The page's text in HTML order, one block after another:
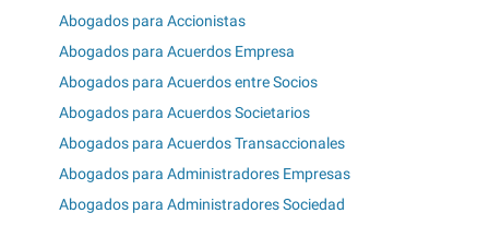
Abogados para Accionistas
Abogados para Acuerdos Empresa
Abogados para Acuerdos entre Socios
Abogados para Acuerdos Societarios
Abogados para Acuerdos Transaccionales
Abogados para Administradores Empresas
Abogados para Administradores Sociedad